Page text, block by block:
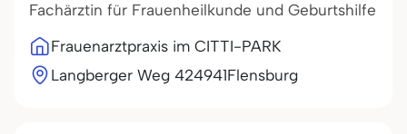
Fachärztin für Frauenheilkunde und Geburtshilfe
Frauenarztpraxis im CITTI-PARK
Langberger Weg 424941Flensburg